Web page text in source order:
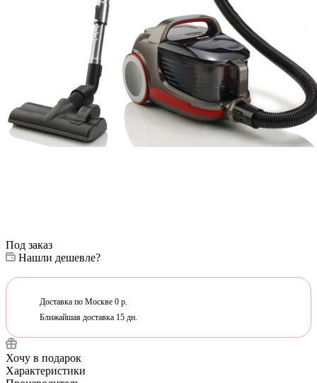
Под заказ
Нашли дешевле?
Доставка по Москве 0 р.
Ближайшая доставка 15 дн.
Хочу в подарок
Характеристики